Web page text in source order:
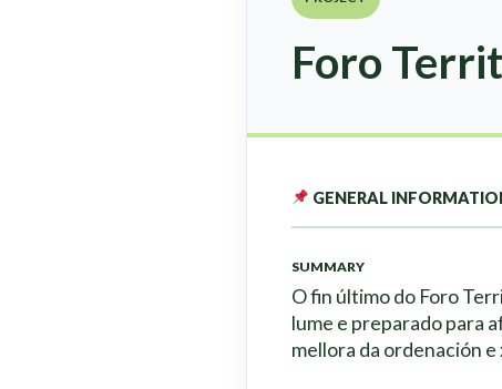
Foro
GENERAL
SUMMARY
O fin último do Foro
lume e preparado para
mellora da ordenación